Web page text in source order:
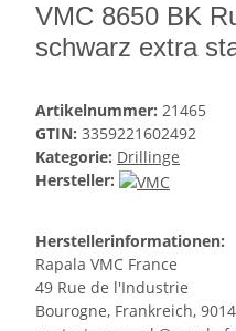
VMC 8650 BK
schwarz extra
Artikelnummer: 21465
GTIN: 3359221602492
Kategorie: Drillinge
Hersteller:
Herstellerinformationen:
Rapala VMC France
49 Rue de l'Industrie
Bourogne, Frankreich,